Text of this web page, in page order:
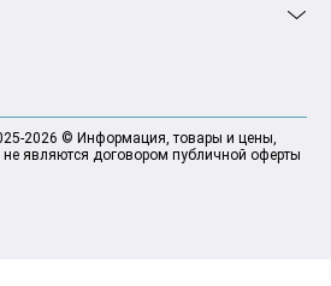
2026 © Информация, товары и цены,
не являются договором публичной оферты